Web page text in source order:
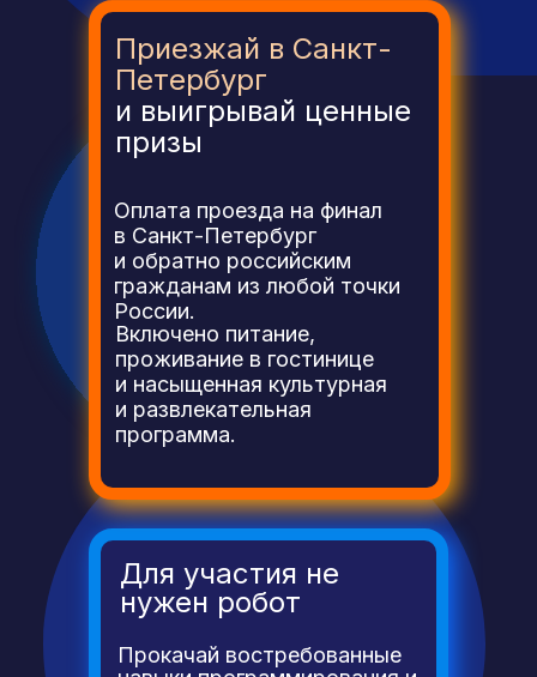
Для участия не
нужен робот
Приезжай в Санкт-
Петербург
и выигрывай ценные
призы
Оплата проезда на финал
в Санкт-Петербург
и обратно российским
гражданам из любой точки
России.
Включено питание,
проживание в гостинице
и насыщенная культурная
и развлекательная
программа.
Прокачай востребованные
Где я буду выполнять
отборочные задания?
Задания выполняются
дистанционно в цифровой
образовательной среде